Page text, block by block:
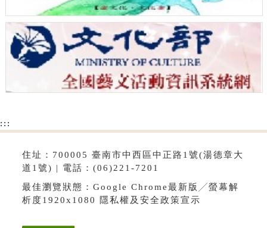
:::
住址：700005 臺南市中西區中正路1號(湯德章大
道1號) | 電話：(06)221-7201
最佳瀏覽狀態：Google Chrome最新版╱螢幕解
析度1920x1080 隱私權及安全政策宣示